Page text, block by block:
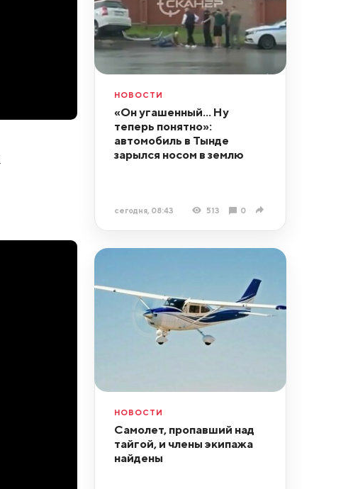
НОВОСТИ
«Он угашенный... Ну
теперь понятно»:
автомобиль в Тынде
зарылся носом в землю
сегодня, 08:43 513 0
НОВОСТИ
Самолет, пропавший над
тайгой, и члены экипажа
найдены